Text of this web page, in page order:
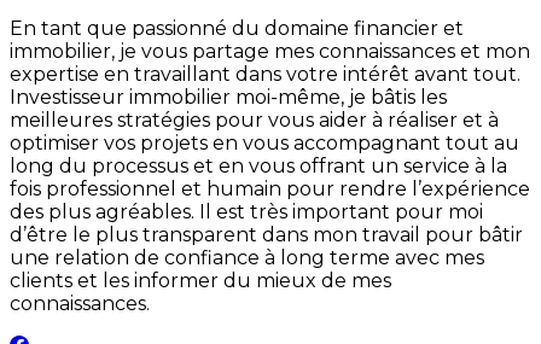
En tant que passionné du domaine financier et
immobilier, je vous partage mes connaissances et mon
expertise en travaillant dans votre intérêt avant tout.
Investisseur immobilier moi-même, je bâtis les
meilleures stratégies pour vous aider à réaliser et à
optimiser vos projets en vous accompagnant tout au
long du processus et en vous offrant un service à la
fois professionnel et humain pour rendre l’expérience
des plus agréables. Il est très important pour moi
d’être le plus transparent dans mon travail pour bâtir
une relation de confiance à long terme avec mes
clients et les informer du mieux de mes
connaissances.